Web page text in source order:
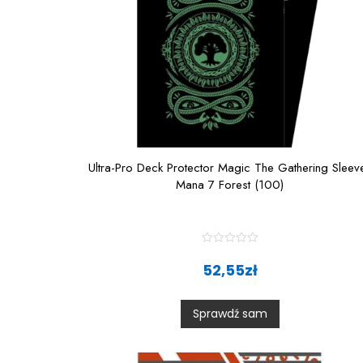
Ultra-Pro Deck Protector Magic The Gathering
Mana 7 Forest (100)
t
0
o
u
t
5
52,55zł
Sprawdź sam